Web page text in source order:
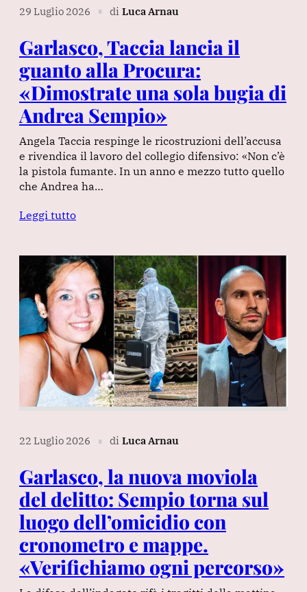
29 Luglio 2026 ∎ di Luca Arnau
Garlasco, Taccia lancia il
guanto alla Procura:
«Dimostrate una sola bugia di
Andrea Sempio»
Angela Taccia respinge le ricostruzioni dell’accusa
e rivendica il lavoro del collegio difensivo: «Non c’è
la pistola fumante. In un anno e mezzo tutto quello
che Andrea ha…
Leggi tutto
22 Luglio 2026 ∎ di Luca Arnau
Garlasco, la nuova moviola
del delitto: Sempio torna sul
luogo dell’omicidio con
cronometro e mappe.
«Verifichiamo ogni percorso»